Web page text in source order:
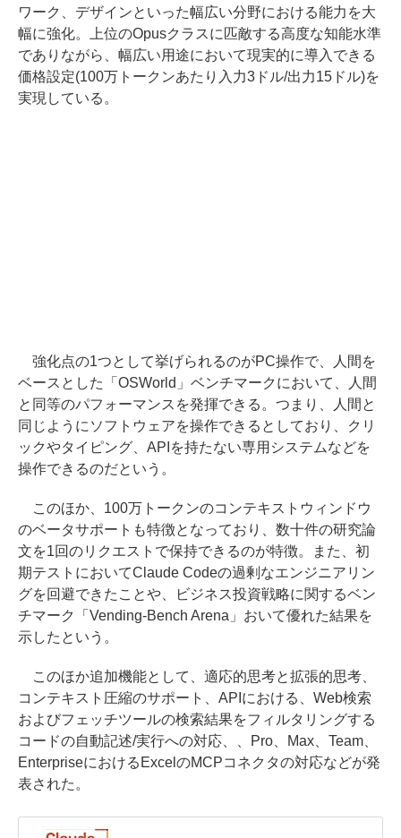
ワーク、デザインといった幅広い分野における能力を大
幅に強化。上位のOpusクラスに匹敵する高度な知能水準
でありながら、幅広い用途において現実的に導入できる
価格設定(100万トークンあたり入力3ドル/出力15ドル)を
実現している。
強化点の1つとして挙げられるのがPC操作で、人間を
ベースとした「OSWorld」ベンチマークにおいて、人間
と同等のパフォーマンスを発揮できる。つまり、人間と
同じようにソフトウェアを操作できるとしており、クリ
ックやタイピング、APIを持たない専用システムなどを
操作できるのだという。
このほか、100万トークンのコンテキストウィンドウ
のベータサポートも特徴となっており、数十件の研究論
文を1回のリクエストで保持できるのが特徴。また、初
期テストにおいてClaude Codeの過剰なエンジニアリン
グを回避できたことや、ビジネス投資戦略に関するベン
チマーク「Vending-Bench Arena」おいて優れた結果を
示したという。
このほか追加機能として、適応的思考と拡張的思考、
コンテキスト圧縮のサポート、APIにおける、Web検索
およびフェッチツールの検索結果をフィルタリングする
コードの自動記述/実行への対応、、Pro、Max、Team、
EnterpriseにおけるExcelのMCPコネクタの対応などが発
表された。